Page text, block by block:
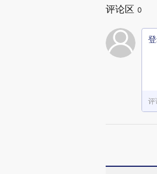
评论区 0
评